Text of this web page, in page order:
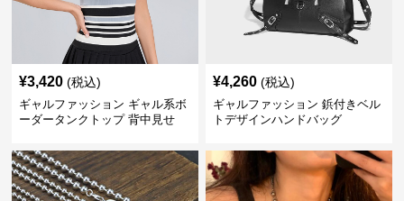
¥3,420 (税込)
ギャルファッション ギャル系ボ
ーダータンクトップ 背中見せ
¥4,260 (税込)
ギャルファッション 鋲付きベル
トデザインハンドバッグ